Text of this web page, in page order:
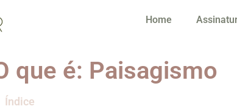
Home
que é: Paisagismo
Índice